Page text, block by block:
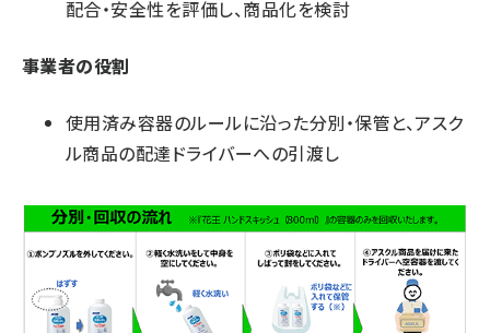
配合・安全性を評価し、商品化を検討
事業者の役割
使用済み容器のルールに沿った分別・保管と、アスク
ル商品の配達ドライバーへの引渡し